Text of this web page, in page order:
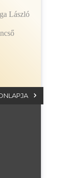
László